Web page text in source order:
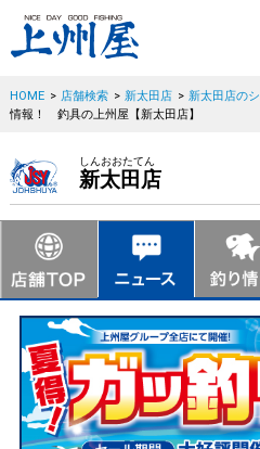
HOME > 店舗検索 > 新太田店 > 新太田店の
情報！ 釣具の上州屋【新太田店】
しんおおたてん
新太田店